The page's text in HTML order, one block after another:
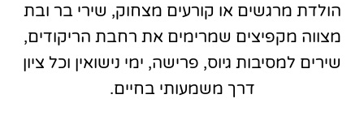
הולדת מרגשים או קורעים מצחוק, שירי בר ובת
מצווה מקפיצים שמרימים את רחבת הריקודים,
שירים למסיבות גיוס, פרישה, ימי נישואין וכל ציון
דרך משמעותי בחיים.